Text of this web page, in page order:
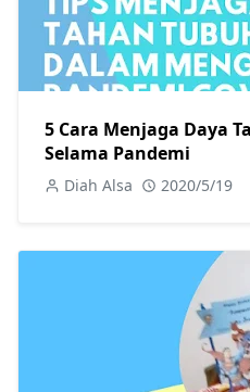
5 Cara Menjaga Daya
Selama Pandemi
Diah Alsa 2020/5/19